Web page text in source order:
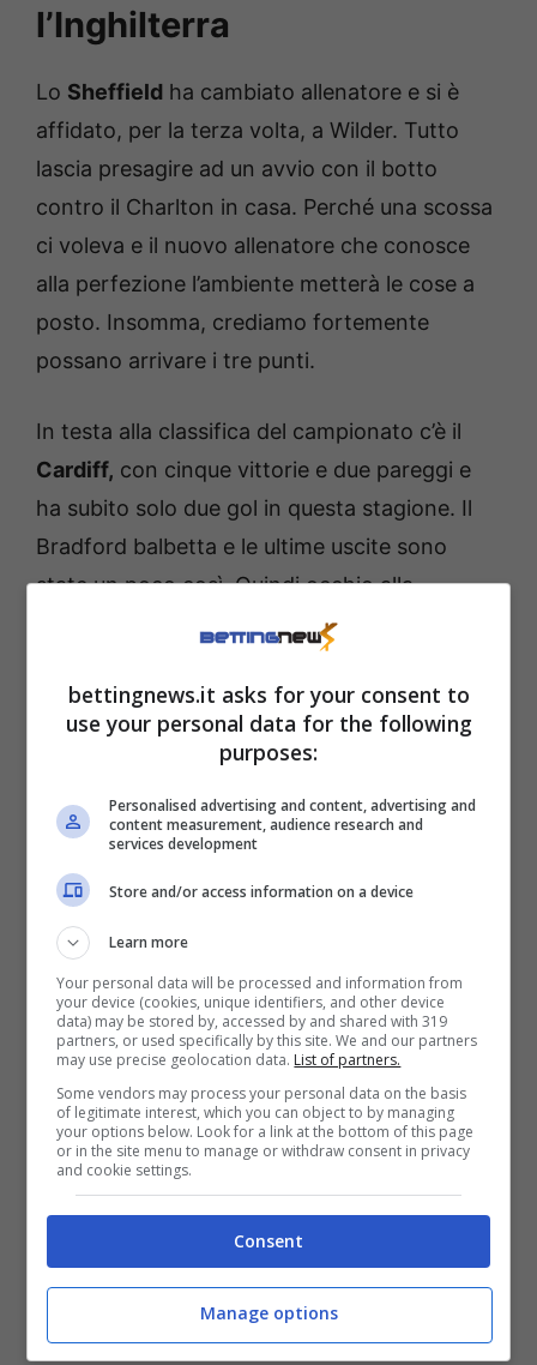
l’Inghilterra
Lo Sheffield ha cambiato allenatore e si è
affidato, per la terza volta, a Wilder. Tutto
lascia presagire ad un avvio con il botto
contro il Charlton in casa. Perché una scossa
ci voleva e il nuovo allenatore che conosce
alla perfezione l’ambiente metterà le cose a
posto. Insomma, crediamo fortemente
possano arrivare i tre punti.
In testa alla classifica del campionato c’è il
Cardiff, con cinque vittorie e due pareggi e
ha subito solo due gol in questa stagione. Il
Bradford balbetta e le ultime uscite sono
state un poco così. Quindi occhio alla
possibilità di un’altra affermazione di quella
clamorosa.
Cinque punti in otto partite per il
una stagione che si preannuncia difficile. E
adesso viene ospitato il Gillingham,, che di
match ne ha vinti cinque e ne ha pareggiati
tre. Da 19 partite gli ospiti non perdono. Sarà
così anche in questo sabato.
Sembra facile per ilWalsallavere la meglio
sul Tranmere, una formazione che è destinata
ad un campionato “anonimo” da parte destra
della classifica. Dove si trova attualmente,
d’altronde. Quindi in questo caso crediamo
che le cose possano finire in maniera molto
semplice, con un’affermazione dei padroni di
casa. Chiudiamo infine la multipla con lo
Stevenangeche in casa ha vinto tre partite
bettingnews.it asks for your consent to
use your personal data for the following
purposes:
Personalised advertising and content, advertising and
content measurement, audience research and
services development
Store and/or access information on a device
Learn more
Your personal data will be processed and information from
your device (cookies, unique identifiers, and other device
data) may be stored by, accessed by and shared with 319
partners, or used specifically by this site. We and our partners
may use precise geolocation data. List of partners.
Some vendors may process your personal data on the basis
of legitimate interest, which you can object to by managing
your options below. Look for a link at the bottom of this page
or in the site menu to manage or withdraw consent in privacy
and cookie settings.
Consent
Manage options